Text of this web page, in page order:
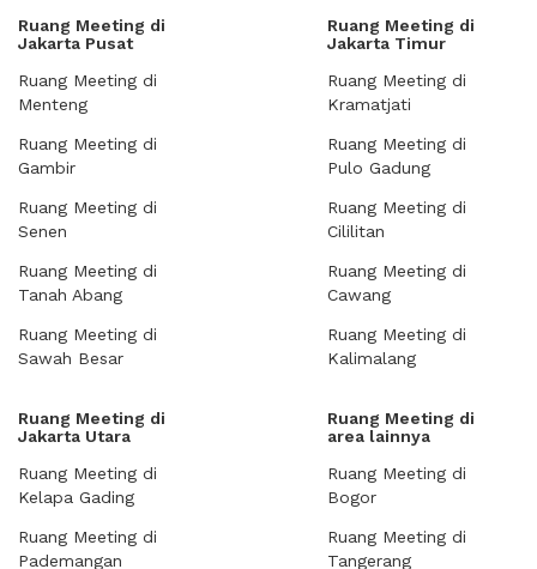
Ruang Meeting di
Jakarta Pusat
Ruang Meeting di
Menteng
Ruang Meeting di
Gambir
Ruang Meeting di
Senen
Ruang Meeting di
Tanah Abang
Ruang Meeting di
Sawah Besar
Ruang Meeting di
Jakarta Timur
Ruang Meeting di
Kramatjati
Ruang Meeting di
Pulo Gadung
Ruang Meeting di
Cililitan
Ruang Meeting di
Cawang
Ruang Meeting di
Kalimalang
Ruang Meeting di
Jakarta Utara
Ruang Meeting di
Kelapa Gading
Ruang Meeting di
Pademangan
Ruang Meeting di
area lainnya
Ruang Meeting di
Bogor
Ruang Meeting di
Tangerang